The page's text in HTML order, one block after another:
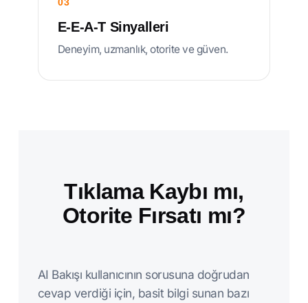
03
E-E-A-T Sinyalleri
Deneyim, uzmanlık, otorite ve güven.
Tıklama Kaybı mı,
Otorite Fırsatı mı?
AI Bakışı kullanıcının sorusuna doğrudan
cevap verdiği için, basit bilgi sunan bazı